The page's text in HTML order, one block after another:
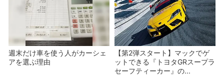
週末だけ車を使う人がカーシェ
アを選ぶ理由
【第2弾スタート】マックでゲ
ットできる『トヨタGRスープラ
セーフティーカー』の...